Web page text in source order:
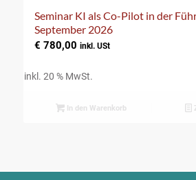
Seminar KI als Co-Pilot in der
September 2026
€ 780,00 inkl. USt
inkl. 20 % MwSt.
In den Warenkorb